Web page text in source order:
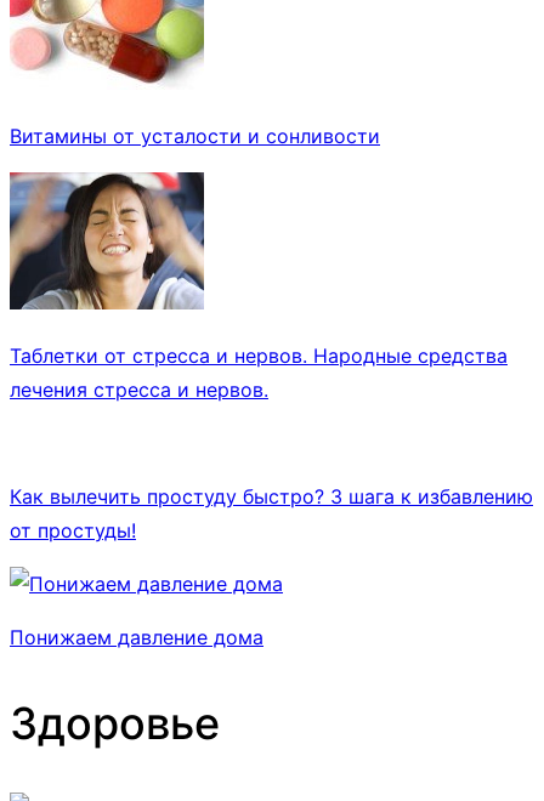
Витамины от усталости и сонливости
Таблетки от стресса и нервов. Народные средства
лечения стресса и нервов.
Как вылечить простуду быстро? 3 шага к избавлению
от простуды!
Понижаем давление дома
Здоровье